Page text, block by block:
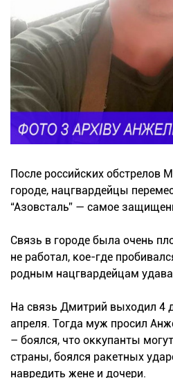
После российских обстрелов
городе, нацгвардейцы
“Азовсталь” — самое
Связь в городе была очень
не работал, кое-где
родным нацгвардейцам
На связь Дмитрий выходил 4
апреля. Тогда муж просил
– боялся, что оккупанты
страны, боялся ракетных
навредить жене и дочери.